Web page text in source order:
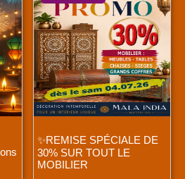
✨REMISE SPÉCIALE DE
30% SUR TOUT LE
MOBILIER